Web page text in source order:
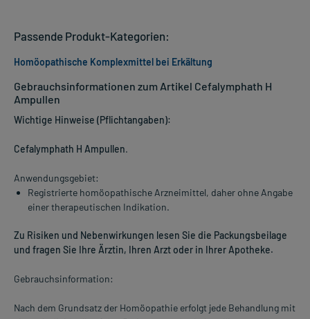
Gebrauchsinformationen zum Artikel Cefalymphath H
Ampullen
Wichtige Hinweise (Pflichtangaben):
Cefalymphath H Ampullen.
Anwendungsgebiet:
Registrierte homöopathische Arzneimittel, daher ohne Angabe
einer therapeutischen Indikation.
Zu Risiken und Nebenwirkungen lesen Sie die Packungsbeilage
und fragen Sie Ihre Ärztin, Ihren Arzt oder in Ihrer Apotheke.
Gebrauchsinformation:
Nach dem Grundsatz der Homöopathie erfolgt jede Behandlung mit
Passende Produkt-Kategorien:
Homöopathische Komplexmittel bei Erkältung